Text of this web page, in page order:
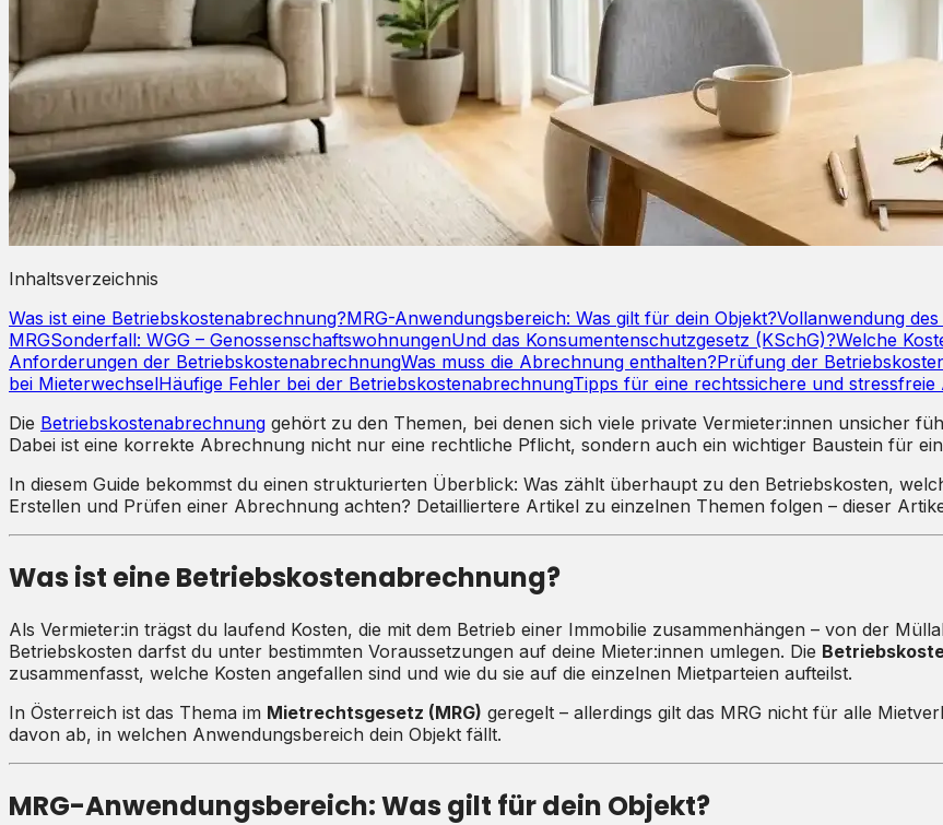
Inhaltsverzeichnis
Was ist eine Betriebskostenabrechnung?MRG-Anwendungsbereich: Was gilt für dein Objekt?Vollanwendung des
MRGSonderfall: WGG – GenossenschaftswohnungenUnd das Konsumentenschutzgesetz (KSchG)?Welche
Anforderungen der BetriebskostenabrechnungWas muss die Abrechnung enthalten?Prüfung der
bei MieterwechselHäufige Fehler bei der BetriebskostenabrechnungTipps für eine rechtssichere und
Die Betriebskostenabrechnung gehört zu den Themen, bei denen sich viele private Vermieter:innen unsicher
Dabei ist eine korrekte Abrechnung nicht nur eine rechtliche Pflicht, sondern auch ein wichtiger Baustein für
In diesem Guide bekommst du einen strukturierten Überblick: Was zählt überhaupt zu den Betriebskosten,
Erstellen und Prüfen einer Abrechnung achten? Detailliertere Artikel zu einzelnen Themen folgen – dieser
Was ist eine Betriebskostenabrechnung?
Als Vermieter:in trägst du laufend Kosten, die mit dem Betrieb einer Immobilie zusammenhängen – von der
Betriebskosten darfst du unter bestimmten Voraussetzungen auf deine Mieter:innen umlegen. Die
zusammenfasst, welche Kosten angefallen sind und wie du sie auf die einzelnen Mietparteien aufteilst.
In Österreich ist das Thema im Mietrechtsgesetz (MRG) geregelt – allerdings gilt das MRG nicht für alle
davon ab, in welchen Anwendungsbereich dein Objekt fällt.
MRG-Anwendungsbereich: Was gilt für dein Objekt?